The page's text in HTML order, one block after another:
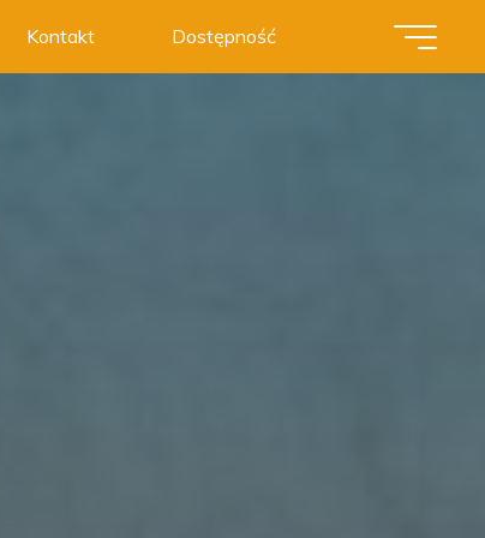
Kontakt Dostępność